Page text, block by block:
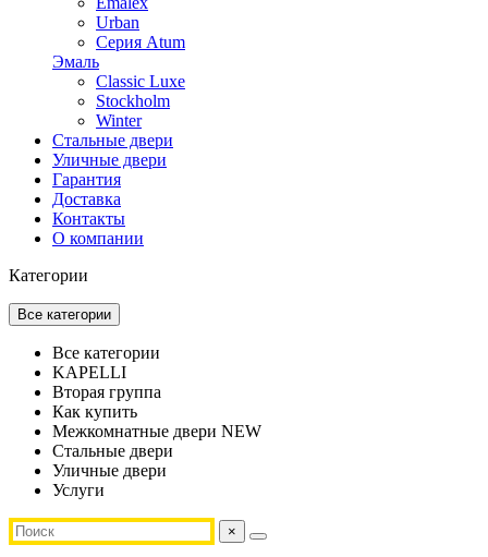
Urban
Серия Atum
Эмаль
Classic Luxe
Stockholm
Winter
Стальные двери
Уличные двери
Гарантия
Доставка
Контакты
О компании
Категории
Все категории
Все категории
KAPELLI
Вторая группа
Как купить
Межкомнатные двери NEW
Стальные двери
Уличные двери
Услуги
×